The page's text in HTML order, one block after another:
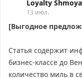
Loyalty
13 июл.
[Выгодное
Статья содержит
бизнес-классе до
количество миль в